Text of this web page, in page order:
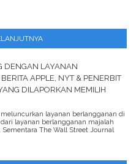
DENGAN LAYANAN
APPLE, NYT & PENERBIT
DILAPORKAN MEMILIH
layanan berlangganan di
layanan berlangganan majalah
The Wall Street Journal